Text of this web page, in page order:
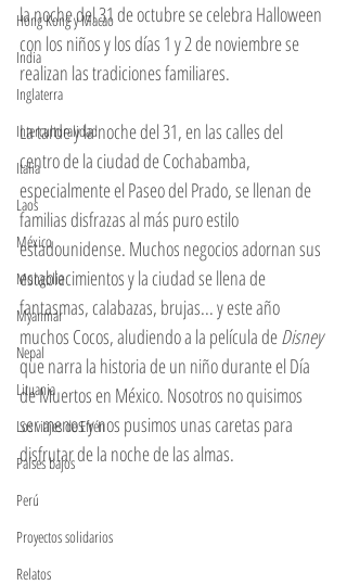
Hong Kong y Macao
India
Inglaterra
Interculturalidad
Italia
Laos
México
Mongolia
Myanmar
Nepal
Lituania
Los viajes de Efrén
Países bajos
Perú
Proyectos solidarios
Relatos
la noche del 31 de octubre se celebra Halloween
con los niños y los días 1 y 2 de noviembre se
realizan las tradiciones familiares.
La tarde y la noche del 31, en las calles del
centro de la ciudad de Cochabamba,
especialmente el Paseo del Prado, se llenan de
familias disfrazas al más puro estilo
estadounidense. Muchos negocios adornan sus
establecimientos y la ciudad se llena de
fantasmas, calabazas, brujas... y este año
muchos Cocos, aludiendo a la película de Disney
que narra la historia de un niño durante el Día
de Muertos en México. Nosotros no quisimos
ser menos y nos pusimos unas caretas para
disfrutar de la noche de las almas.